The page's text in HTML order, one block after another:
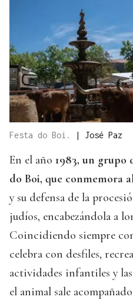
Festa do Boi. | José Paz
En el año 1983, un grupo
do Boi, que conmemora
y su defensa de la
judíos, encabezándola a
Coincidiendo siempre
celebra con desfiles,
actividades infantiles y
el animal sale